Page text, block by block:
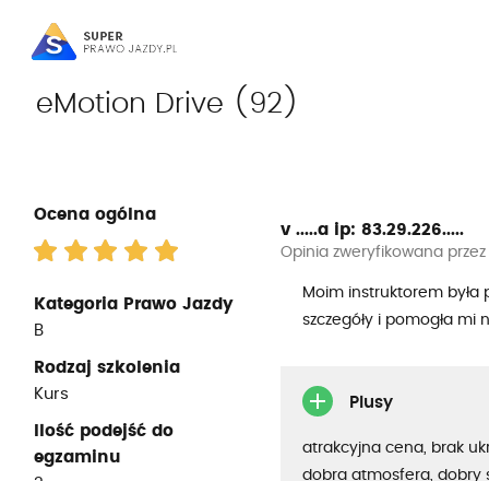
eMotion Drive (92)
Ocena ogólna
Kategoria Prawo Jazdy
B
Rodzaj szkolenia
Kurs
Ilość podejść do
egzaminu
v .....a ip: 83.29.226.....
Opinia zweryfikowana
Moim instruktorem była
szczegóły i pomogła mi
Plusy
atrakcyjna cena, brak
dobra atmosfera, dobry